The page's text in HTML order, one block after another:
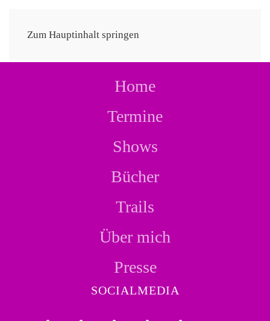
Zum Hauptinhalt springen
CHRISTINE THÜRMER
Home
Termine
Shows
Bücher
Trails
Über mich
Presse
SOCIALMEDIA